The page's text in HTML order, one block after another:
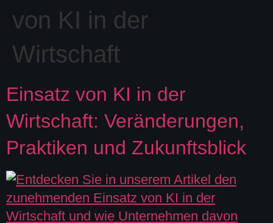
von KI in der
Wirtschaft
Einsatz von KI in der
Wirtschaft: Veränderungen,
Praktiken und Zukunftsblick